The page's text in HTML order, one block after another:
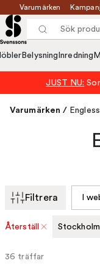
Varumärken
Belysning Inredning
JUST NU:
Varumärken /
Filtrera I
Återställ Stockholm
36 träffar